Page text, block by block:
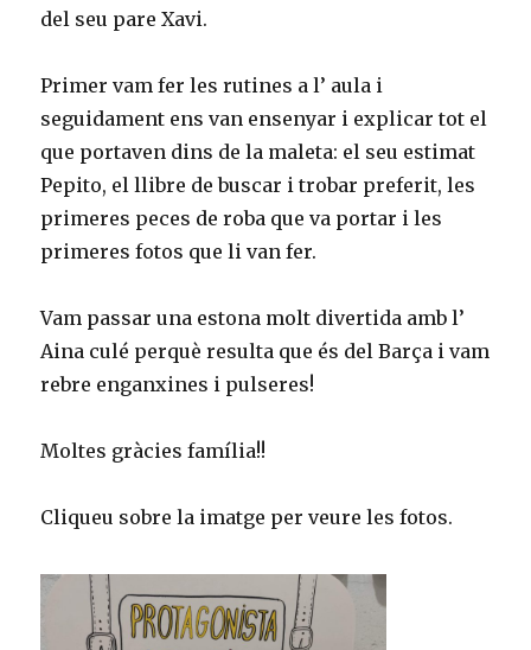
del seu pare Xavi.
Primer vam fer les rutines a l’ aula i
seguidament ens van ensenyar i explicar tot el
que portaven dins de la maleta: el seu estimat
Pepito, el llibre de buscar i trobar preferit, les
primeres peces de roba que va portar i les
primeres fotos que li van fer.
Vam passar una estona molt divertida amb l’
Aina culé perquè resulta que és del Barça i vam
rebre enganxines i pulseres!
Moltes gràcies família!!
Cliqueu sobre la imatge per veure les fotos.